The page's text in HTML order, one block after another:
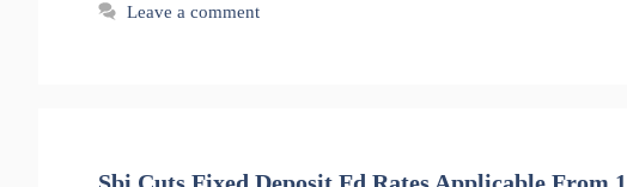
Leave a comment